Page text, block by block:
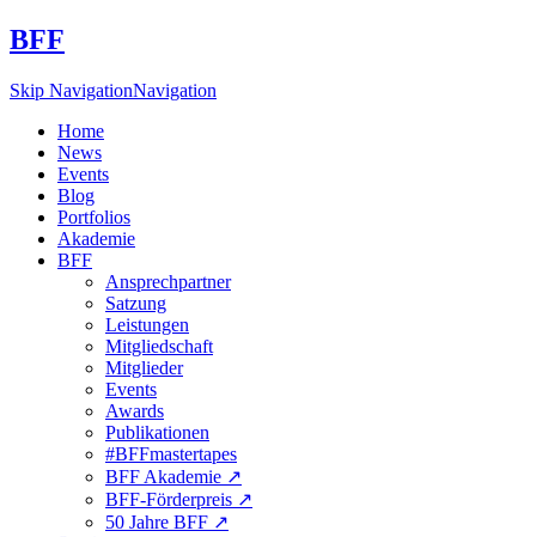
BFF
Skip NavigationNavigation
Home
News
Events
Blog
Portfolios
Akademie
BFF
Ansprechpartner
Satzung
Leistungen
Mitgliedschaft
Mitglieder
Events
Awards
Publikationen
#BFFmastertapes
BFF Akademie ↗︎
BFF-Förderpreis ↗︎
50 Jahre BFF ↗︎